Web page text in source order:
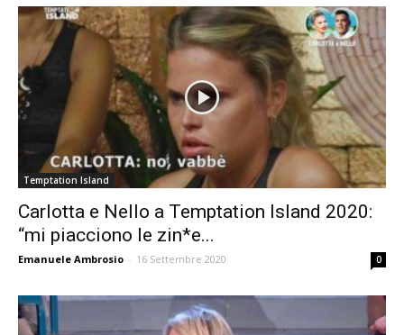
Temptation Island
Carlotta e Nello a Temptation Island 2020:
“mi piacciono le zin*e...
Emanuele Ambrosio - 16 Settembre 2020 0